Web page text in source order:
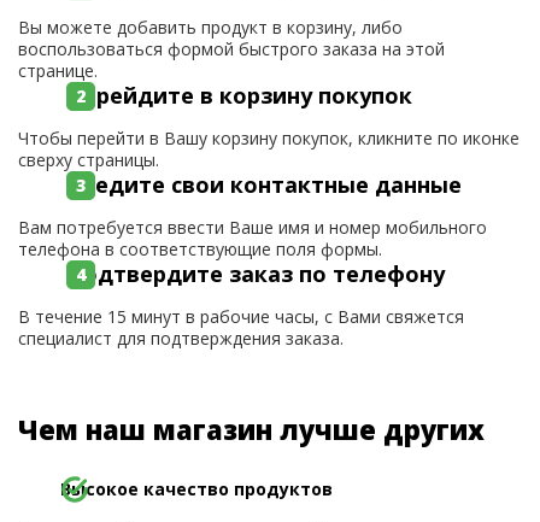
Вы можете добавить продукт в корзину, либо
воспользоваться формой быстрого заказа на этой
странице.
Перейдите в корзину покупок
Чтобы перейти в Вашу корзину покупок, кликните по иконке
сверху страницы.
Введите свои контактные данные
Вам потребуется ввести Ваше имя и номер мобильного
телефона в соответствующие поля формы.
Подтвердите заказ по телефону
В течение 15 минут в рабочие часы, с Вами свяжется
специалист для подтверждения заказа.
Чем наш магазин лучше других
Высокое качество продуктов